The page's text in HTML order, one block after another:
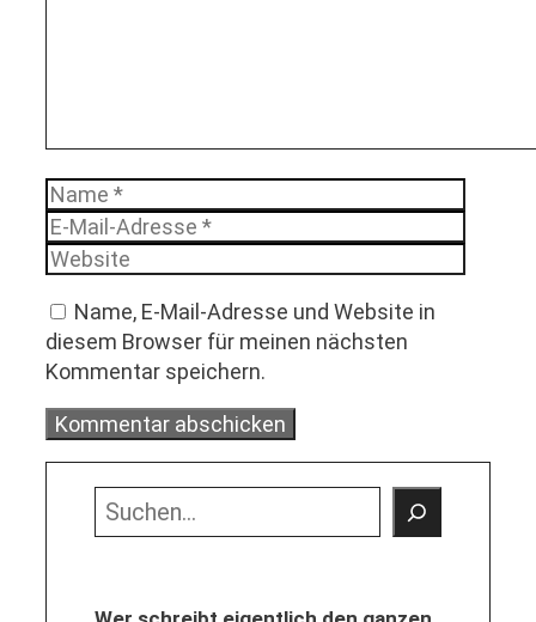
Name
Name, E-Mail-Adresse und Website in
diesem Browser für meinen nächsten
Kommentar speichern.
Suchen